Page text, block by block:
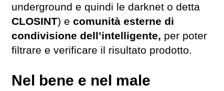
underground e quindi le darknet o detta
CLOSINT) e comunità esterne di
condivisione dell’intelligente, per poter
filtrare e verificare il risultato prodotto.
Nel bene e nel male